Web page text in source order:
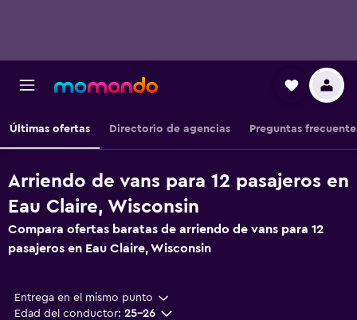
Últimas ofertas Directorio de agencias Preguntas
Arriendo de vans para 12 pasajeros en
Eau Claire, Wisconsin
Compara ofertas baratas de arriendo de vans para 12
pasajeros en Eau Claire, Wisconsin
Entrega en el mismo punto
Edad del conductor: 25-26